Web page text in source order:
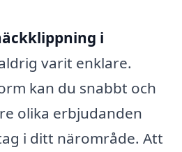
i
varit enklare.
kan du snabbt och
olika erbjudanden
i ditt närområde. Att